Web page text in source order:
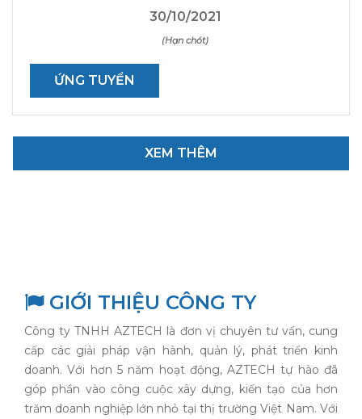
30/10/2021
(Hạn chót)
ỨNG TUYỂN
XEM THÊM
GIỚI THIỆU CÔNG TY
Công ty TNHH AZTECH là đơn vị chuyên tư vấn, cung
cấp các giải pháp vận hành, quản lý, phát triển kinh
doanh. Với hơn 5 năm hoạt động, AZTECH tự hào đã
góp phần vào công cuộc xây dựng, kiến tạo của hơn
trăm doanh nghiệp lớn nhỏ tại thị trường Việt Nam. Với